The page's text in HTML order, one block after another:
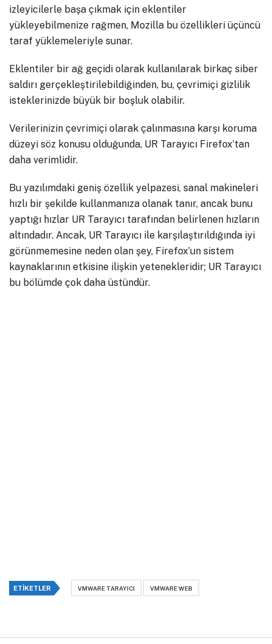
izleyicilerle başa çıkmak için eklentiler
yükleyebilmenize rağmen, Mozilla bu özellikleri üçüncü
taraf yüklemeleriyle sunar.
Eklentiler bir ağ geçidi olarak kullanılarak birkaç siber
saldırı gerçekleştirilebildiğinden, bu, çevrimiçi gizlilik
isteklerinizde büyük bir boşluk olabilir.
Verilerinizin çevrimiçi olarak çalınmasına karşı koruma
düzeyi söz konusu olduğunda, UR Tarayıcı Firefox’tan
daha verimlidir.
Bu yazılımdaki geniş özellik yelpazesi, sanal makineleri
hızlı bir şekilde kullanmanıza olanak tanır, ancak bunu
yaptığı hızlar UR Tarayıcı tarafından belirlenen hızların
altındadır. Ancak, UR Tarayıcı ile karşılaştırıldığında iyi
görünmemesine neden olan şey, Firefox’un sistem
kaynaklarının etkisine ilişkin yetenekleridir; UR Tarayıcı
bu bölümde çok daha üstündür.
ETIKETLER VMWARE TARAYICI VMWARE WEB